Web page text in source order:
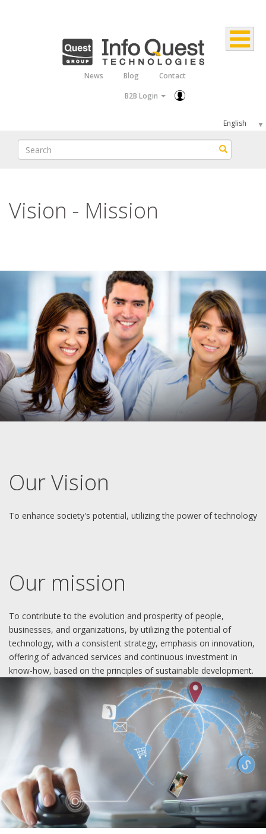
News Blog
Contact
B2B Login
Select
your
language
Search Search
Vision - Mission
Our Vision
To enhance society's potential, utilizing the power of technology
Our mission
To contribute to the evolution and prosperity of people,
businesses, and organizations, by utilizing the potential of
technology, with a consistent strategy, emphasis on innovation,
offering of advanced services and continuous investment in
know-how, based on the principles of sustainable development.